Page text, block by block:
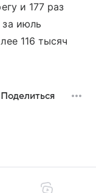
и 177 раз
июль
116 тысяч
Поделиться